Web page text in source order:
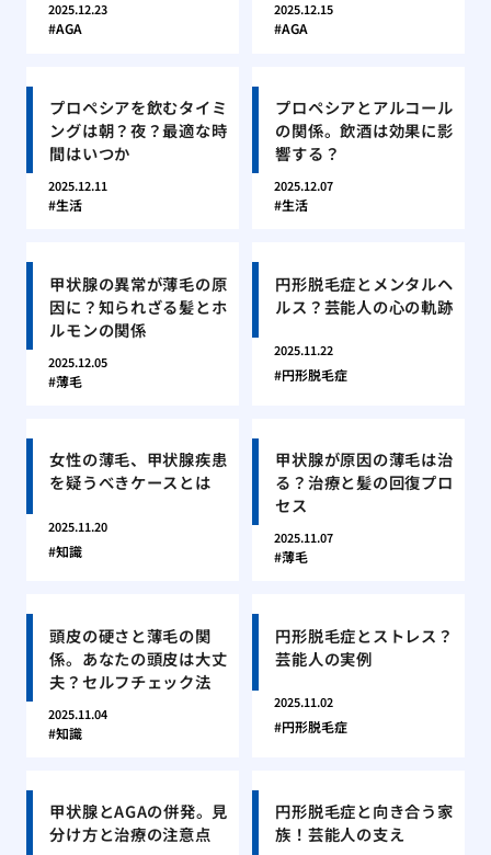
2025.12.23
AGA
2025.12.15
AGA
プロペシアを飲むタイミ
ングは朝？夜？最適な時
間はいつか
2025.12.11
生活
プロペシアとアルコール
の関係。飲酒は効果に影
響する？
2025.12.07
生活
甲状腺の異常が薄毛の原
因に？知られざる髪とホ
ルモンの関係
2025.12.05
薄毛
円形脱毛症とメンタルヘ
ルス？芸能人の心の軌跡
2025.11.22
円形脱毛症
女性の薄毛、甲状腺疾患
を疑うべきケースとは
2025.11.20
知識
甲状腺が原因の薄毛は治
る？治療と髪の回復プロ
セス
2025.11.07
薄毛
頭皮の硬さと薄毛の関
係。あなたの頭皮は大丈
夫？セルフチェック法
2025.11.04
知識
円形脱毛症とストレス？
芸能人の実例
2025.11.02
円形脱毛症
甲状腺とAGAの併発。見
分け方と治療の注意点
円形脱毛症と向き合う家
族！芸能人の支え